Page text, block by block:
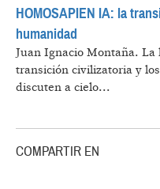
HOMOSAPIEN IA: la
humanidad
Juan Ignacio Montaña. La
transición civilizatoria y
discuten a cielo...
COMPARTIR EN